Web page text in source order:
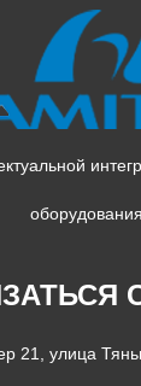
21, улица